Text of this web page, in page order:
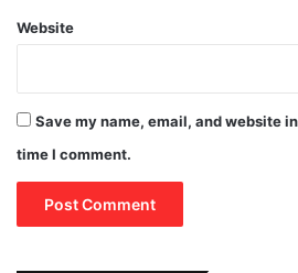
Website
Save my name, email, and website
time I comment.